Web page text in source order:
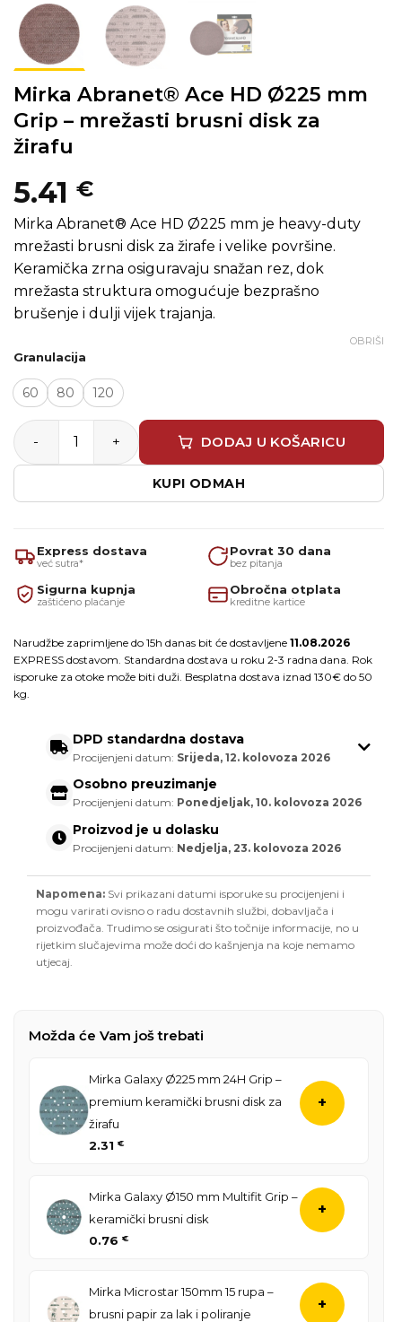
Mirka Abranet® Ace HD Ø225 mm
Grip – mrežasti brusni disk za
žirafu
5.41 €
Mirka Abranet® Ace HD Ø225 mm je heavy-duty
mrežasti brusni disk za žirafe i velike površine.
Keramička zrna osiguravaju snažan rez, dok
mrežasta struktura omogućuje bezprašno
brušenje i dulji vijek trajanja.
Granulacija
60 80 120
OBRIŠI
Mirka Abranet® Ace HD Ø225 mm Grip – mrežasti
DODAJ U KOŠARICU
KUPI ODMAH
Express dostava
već sutra*
Povrat 30 dana
bez pitanja
Sigurna kupnja
zaštićeno plaćanje
Obročna otplata
kreditne kartice
Narudžbe zaprimljene do 15h danas bit će dostavljene 11.08.2026
EXPRESS dostavom. Standardna dostava u roku 2-3 radna dana. Rok
isporuke za otoke može biti duži. Besplatna dostava iznad 130€ do 50
kg.
DPD standardna dostava
Procijenjeni datum: Srijeda, 12. kolovoza 2026
Osobno preuzimanje
Procijenjeni datum: Ponedjeljak, 10. kolovoza 2026
Proizvod je u dolasku
Procijenjeni datum: Nedjelja, 23. kolovoza 2026
Napomena: Svi prikazani datumi isporuke su procijenjeni i
mogu varirati ovisno o radu dostavnih službi, dobavljača i
proizvođača. Trudimo se osigurati što točnije informacije, no u
rijetkim slučajevima može doći do kašnjenja na koje nemamo
utjecaj.
Možda će Vam još trebati
Mirka Galaxy Ø225 mm 24H Grip –
premium keramički brusni disk za
žirafu
2.31 €
+
Mirka Galaxy Ø150 mm Multifit Grip –
keramički brusni disk
0.76 €
+
Mirka Microstar 150mm 15 rupa –
brusni papir za lak i poliranje
+